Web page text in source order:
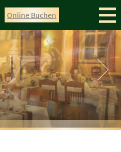
Online Buchen